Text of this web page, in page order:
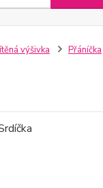
výšivka Přáníčka